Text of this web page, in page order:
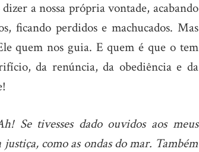
a nossa própria vontade, acabando
ficando perdidos e machucados. Mas
quem nos guia. E quem é que o tem
da renúncia, da obediência e da
Se tivesses dado ouvidos aos meus
como as ondas do mar. Também